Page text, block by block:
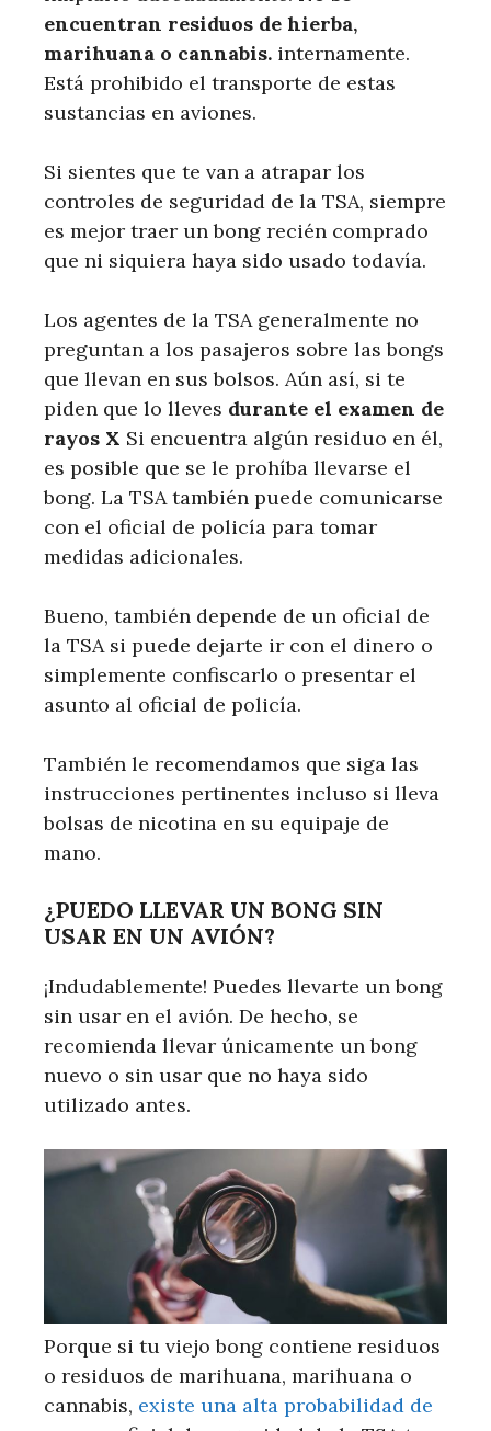
encuentran residuos de hierba,
marihuana o cannabis. internamente.
Está prohibido el transporte de estas
sustancias en aviones.
Si sientes que te van a atrapar los
controles de seguridad de la TSA, siempre
es mejor traer un bong recién comprado
que ni siquiera haya sido usado todavía.
Los agentes de la TSA generalmente no
preguntan a los pasajeros sobre las bongs
que llevan en sus bolsos. Aún así, si te
piden que lo lleves durante el examen de
rayos X Si encuentra algún residuo en él,
es posible que se le prohíba llevarse el
bong. La TSA también puede comunicarse
con el oficial de policía para tomar
medidas adicionales.
Bueno, también depende de un oficial de
la TSA si puede dejarte ir con el dinero o
simplemente confiscarlo o presentar el
asunto al oficial de policía.
También le recomendamos que siga las
instrucciones pertinentes incluso si lleva
bolsas de nicotina en su equipaje de
mano.
¿PUEDO LLEVAR UN BONG SIN
USAR EN UN AVIÓN?
¡Indudablemente! Puedes llevarte un bong
sin usar en el avión. De hecho, se
recomienda llevar únicamente un bong
nuevo o sin usar que no haya sido
utilizado antes.
Porque si tu viejo bong contiene residuos
o residuos de marihuana, marihuana o
cannabis, existe una alta probabilidad de